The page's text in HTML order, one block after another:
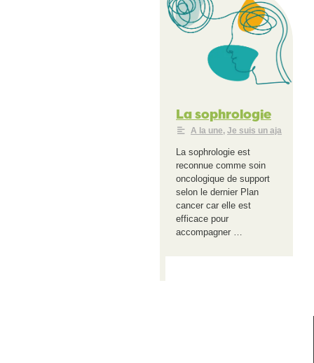
La sophrologie
A la une,Je suis un aja
La sophrologie est
reconnue comme soin
oncologique de support
selon le dernier Plan
cancer car elle est
efficace pour
accompagner …